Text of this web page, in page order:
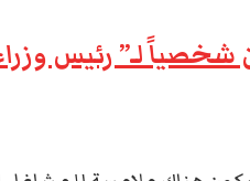
شخصياً لـ” رئيس